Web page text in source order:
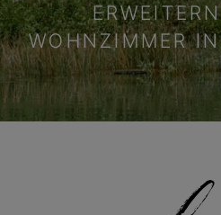
WOHNZIMMER